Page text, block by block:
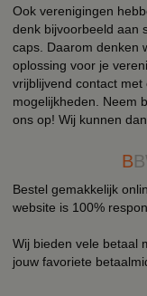
Ook verenigingen
denk bijvoorbeeld aan
caps. Daarom denken
oplossing voor je
vrijblijvend contact
mogelijkheden. Neem
ons op! Wij kunnen
B
Bestel gemakkelijk
website is 100%
Wij bieden vele betaal
jouw favoriete